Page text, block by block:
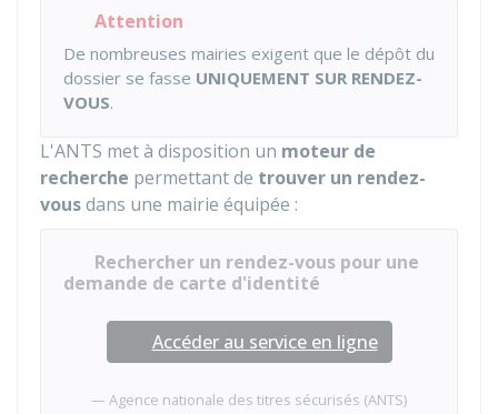
Attention
De nombreuses mairies exigent que le dépôt du
dossier se fasse UNIQUEMENT SUR RENDEZ-
VOUS.
L'ANTS met à disposition un moteur de
recherche permettant de trouver un rendez-
vousdans une mairie équipée :
Rechercher un rendez-vous pour une
demande de carte d'identité
Accéder au service en ligne
Agence nationale des titres sécurisés (ANTS)